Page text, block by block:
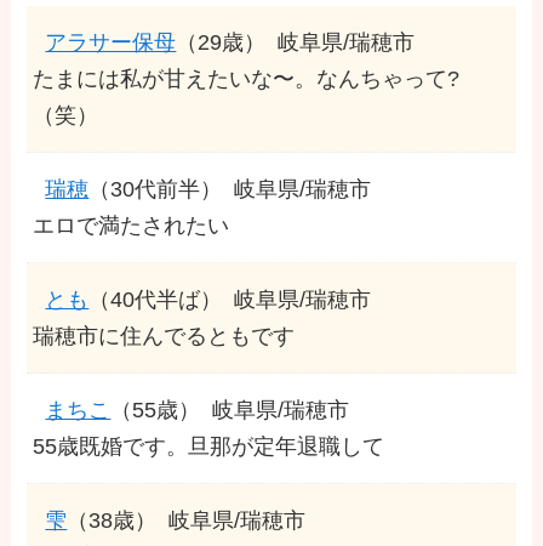
アラサー保母 （29歳）
岐阜県/瑞穂市
たまには私が甘えたいな〜。なんちゃって?
（笑）
瑞穂 （30代前半）
岐阜県/瑞穂市
エロで満たされたい
とも （40代半ば）
岐阜県/瑞穂市
瑞穂市に住んでるともです
まちこ （55歳）
岐阜県/瑞穂市
55歳既婚です。旦那が定年退職して
雫 （38歳）
岐阜県/瑞穂市